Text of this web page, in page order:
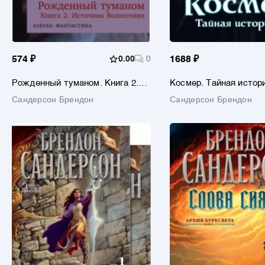
574 ₽ 0.00 0
Рожденный туманом. Книга 2.
Сандерсон Брендон
1688 ₽
Космер. Тайная
Сандерсон Брендон